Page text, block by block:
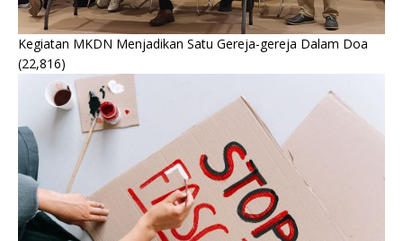
Kegiatan MKDN Menjadikan Satu Gereja-gereja Dalam Doa
(22,816)